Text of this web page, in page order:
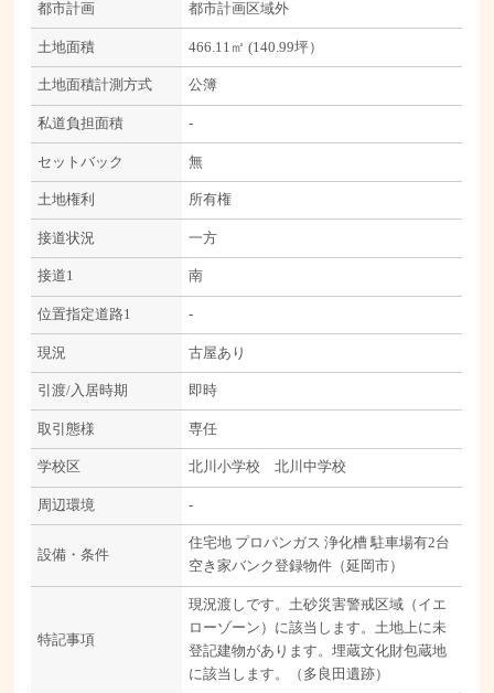
都市計画 都市計画区域外
土地面積 466.11㎡ (140.99坪）
土地面積計測方式 公簿
私道負担面積 -
セットバック 無
土地権利 所有権
接道状況 一方
接道1 南
位置指定道路1 -
現況 古屋あり
引渡/入居時期 即時
取引態様 専任
学校区 北川小学校 北川中学校
周辺環境 -
設備・条件
住宅地 プロパンガス 浄化槽 駐車場有2台
空き家バンク登録物件（延岡市）
特記事項
現況渡しです。土砂災害警戒区域（イエ
ローゾーン）に該当します。土地上に未
登記建物があります。埋蔵文化財包蔵地
に該当します。（多良田遺跡）